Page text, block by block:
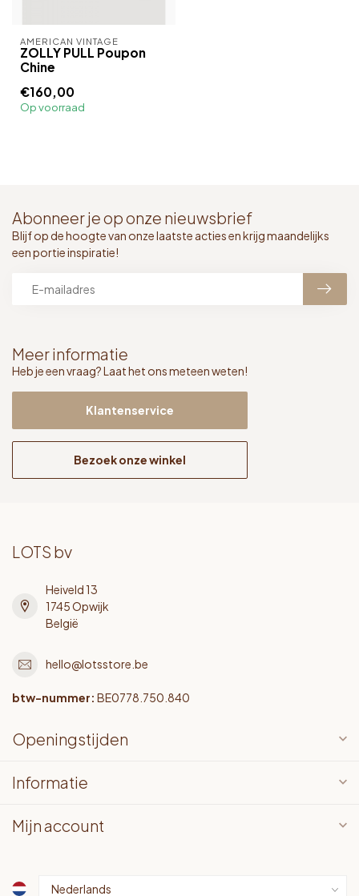
AMERICAN VINTAGE
ZOLLY PULL Poupon
Chine
€160,00
Op voorraad
Meer informatie
Heb je een vraag? Laat het ons meteen weten!
Klantenservice
Bezoek onze winkel
Abonneer je op onze nieuwsbrief
Blijf op de hoogte van onze laatste acties en krijg maandelijks
een portie inspiratie!
LOTS bv
Heiveld 13
1745 Opwijk
België
hello@lotsstore.be
btw-nummer: BE0778.750.840
Openingstijden
Informatie
Mijn account